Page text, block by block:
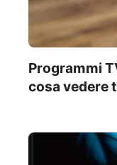
Programmi
cosa vedere